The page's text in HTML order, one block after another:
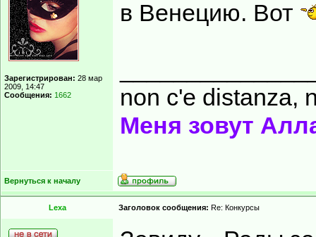
Зарегистрирован: 28 мар
2009, 14:47
Сообщения: 1662
в Венецию. Вот
non c'e distanza,
Меня зовут
Вернуться к началу
Lexa Заголовок сообщения: Re: Конкурсы